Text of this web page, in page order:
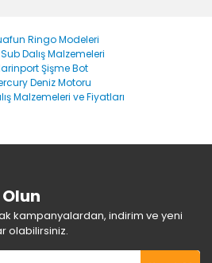
Yorum Yaz
bozuk veya görüntülenemiyor.
eksik bilgiler bulunuyor.
bulunuyor.
kampanyalardan, indirim ve yeni
olabilirsiniz.